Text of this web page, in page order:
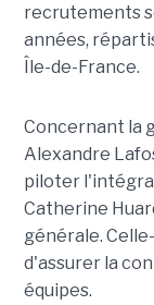
recrutements
années,
Île-de-France.
Concernant la
Alexandre
piloter
Catherine
générale.
d'assurer la
équipes.